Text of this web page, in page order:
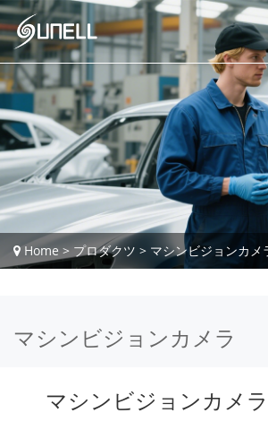
Home> プロダクツ > マシンビジョンカメ
マシンビジョンカメラ
マシンビジョンカメ